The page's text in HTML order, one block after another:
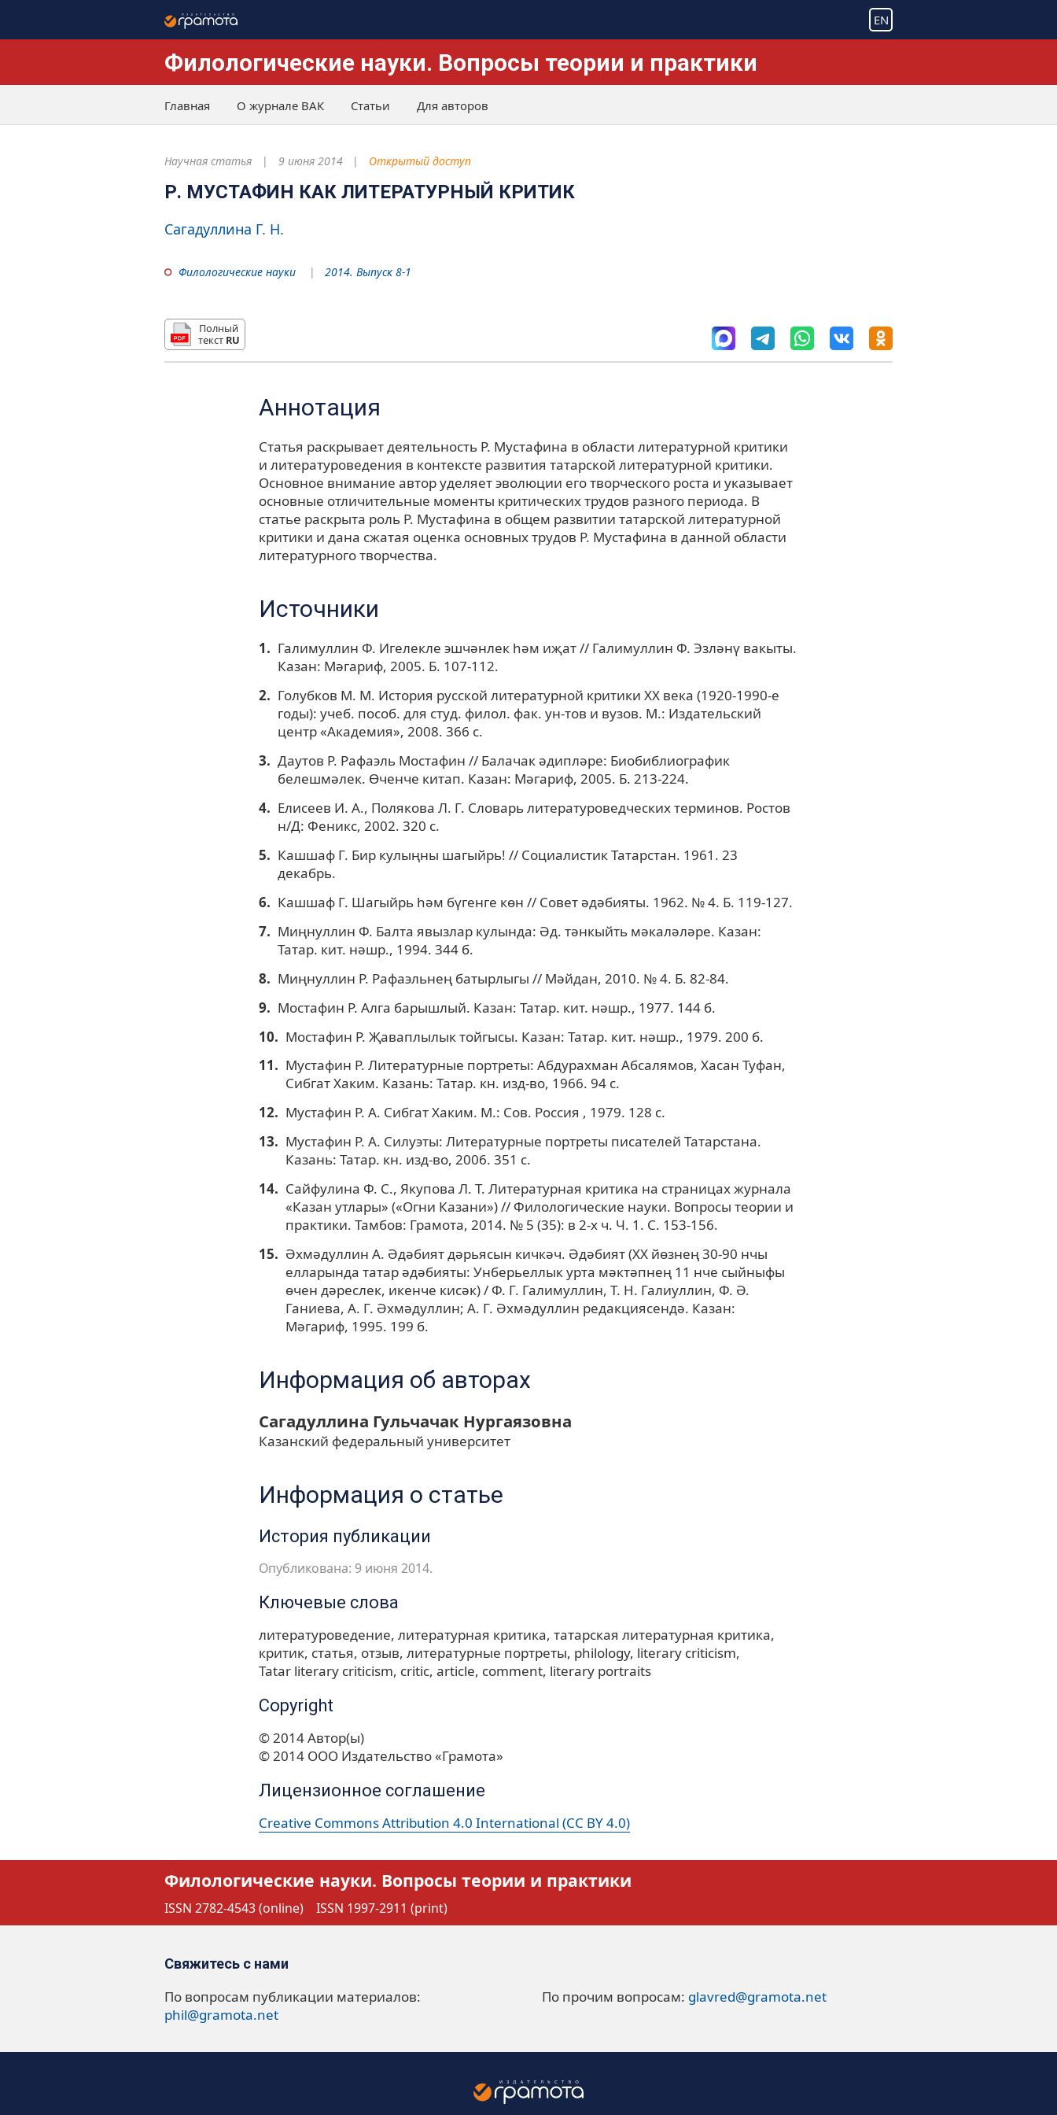
EN
Филологические науки. Вопросы теории и практики
Главная О журнале ВАК Статьи Для авторов
Научная статья 9 июня 2014 Открытый доступ
Р. МУСТАФИН КАК ЛИТЕРАТУРНЫЙ КРИТИК
Сагадуллина Г. Н.
Филологические науки 2014. Выпуск 8-1
Полный
текст RU
Аннотация
Статья раскрывает деятельность Р. Мустафина в области литературной критики
и литературоведения в контексте развития татарской литературной критики.
Основное внимание автор уделяет эволюции его творческого роста и указывает
основные отличительные моменты критических трудов разного периода. В
статье раскрыта роль Р. Мустафина в общем развитии татарской литературной
критики и дана сжатая оценка основных трудов Р. Мустафина в данной области
литературного творчества.
Источники
Галимуллин Ф. Игелекле эшчәнлек һәм иҗат // Галимуллин Ф. Эзләнү вакыты.
Казан: Мәгариф, 2005. Б. 107-112.
Голубков М. М. История русской литературной критики XX века (1920-1990-е
годы): учеб. пособ. для студ. филол. фак. ун-тов и вузов. М.: Издательский
центр «Академия», 2008. 366 с.
Даутов Р. Рафаэль Мостафин // Балачак әдипләре: Биобиблиографик
белешмәлек. Өченче китап. Казан: Мәгариф, 2005. Б. 213-224.
Елисеев И. А., Полякова Л. Г. Словарь литературоведческих терминов. Ростов
н/Д: Феникс, 2002. 320 с.
Кашшаф Г. Бир кулыңны шагыйрь! // Социалистик Татарстан. 1961. 23
декабрь.
Кашшаф Г. Шагыйрь һәм бүгенге көн // Совет әдәбияты. 1962. № 4. Б. 119-127.
Миңнуллин Ф. Балта явызлар кулында: Әд. тәнкыйть мәкаләләре. Казан:
Татар. кит. нәшр., 1994. 344 б.
Миңнуллин Р. Рафаэльнең батырлыгы // Мәйдан, 2010. № 4. Б. 82-84.
Мостафин Р. Алга барышлый. Казан: Татар. кит. нәшр., 1977. 144 б.
Мостафин Р. Җаваплылык тойгысы. Казан: Татар. кит. нәшр., 1979. 200 б.
Мустафин Р. Литературные портреты: Абдурахман Абсалямов, Хасан Туфан,
Сибгат Хаким. Казань: Татар. кн. изд-во, 1966. 94 с.
Мустафин Р. А. Сибгат Хаким. М.: Сов. Россия , 1979. 128 с.
Мустафин Р. А. Силуэты: Литературные портреты писателей Татарстана.
Казань: Татар. кн. изд-во, 2006. 351 с.
Сайфулина Ф. С., Якупова Л. Т. Литературная критика на страницах журнала
«Казан утлары» («Огни Казани») // Филологические науки. Вопросы теории и
практики. Тамбов: Грамота, 2014. № 5 (35): в 2-х ч. Ч. 1. С. 153-156.
Әхмәдуллин А. Әдәбият дәрьясын кичкәч. Әдәбият (XX йөзнең 30-90 нчы
елларында татар әдәбияты: Унберьеллык урта мәктәпнең 11 нче сыйныфы
өчен дәреслек, икенче кисәк) / Ф. Г. Галимуллин, Т. Н. Галиуллин, Ф. Ә.
Ганиева, А. Г. Әхмәдуллин; А. Г. Әхмәдуллин редакциясендә. Казан:
Мәгариф, 1995. 199 б.
Информация об авторах
Сагадуллина Гульчачак Нургаязовна
Казанский федеральный университет
Информация о статье
История публикации
Опубликована: 9 июня 2014.
Ключевые слова
литературоведение литературная критика татарская литературная критика
критик статья отзыв литературные портреты philology literary criticism
Tatar literary criticism critic article comment literary portraits
Copyright
© 2014 Автор(ы)
© 2014 ООО Издательство «Грамота»
Лицензионное соглашение
Creative Commons Attribution 4.0 International (CC BY 4.0)
Филологические науки. Вопросы теории и практики
ISSN 2782-4543 (online) ISSN 1997-2911 (print)
Свяжитесь с нами
По вопросам публикации материалов:
phil@gramota.net
По прочим вопросам: glavred@gramota.net